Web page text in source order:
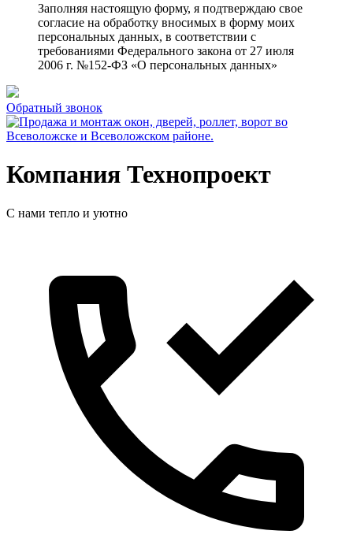
Заполняя настоящую форму, я подтверждаю свое
согласие на обработку вносимых в форму моих
персональных данных, в соответствии с
требованиями Федерального закона от 27 июля
2006 г. №152-ФЗ «О персональных данных»
Обратный звонок
Компания Технопроект
С нами тепло и уютно